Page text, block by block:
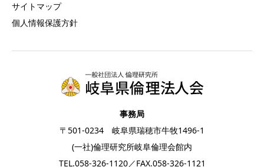
サイトマップ
個人情報保護方針
事務局
〒501-0234 岐阜県瑞穂市牛牧1496-1
(一社)倫理研究所岐阜倫理会館内
TEL.058-326-1120／FAX.058-326-1121